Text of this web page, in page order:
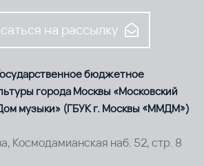
на рассылку
бюджетное
города Москвы «Московский
музыки» (ГБУК г. Москвы «ММДМ»)
Космодамианская наб. 52, стр. 8